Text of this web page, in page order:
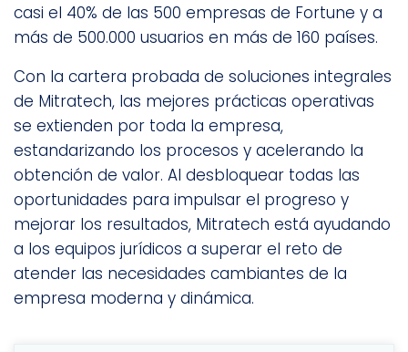
casi el 40% de las 500 empresas de Fortune y a
más de 500.000 usuarios en más de 160 países.
Con la cartera probada de soluciones integrales
de Mitratech, las mejores prácticas operativas
se extienden por toda la empresa,
estandarizando los procesos y acelerando la
obtención de valor. Al desbloquear todas las
oportunidades para impulsar el progreso y
mejorar los resultados, Mitratech está ayudando
a los equipos jurídicos a superar el reto de
atender las necesidades cambiantes de la
empresa moderna y dinámica.